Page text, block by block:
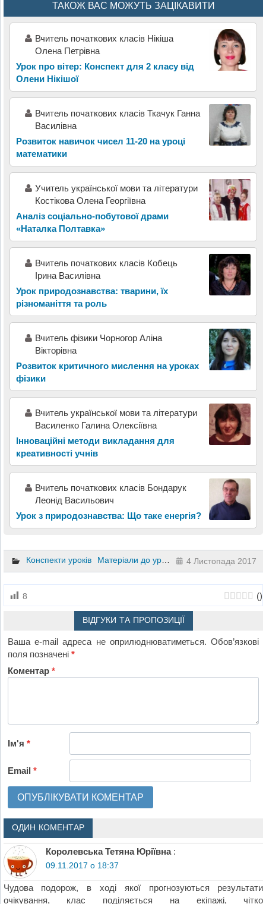
ТАКОЖ ВАС МОЖУТЬ ЗАЦІКАВИТИ
Вчитель початкових класів Нікіша
Олена Петрівна
Урок про вітер: Конспект для 2 класу від
Олени Нікішої
Вчитель початкових класів Ткачук Ганна
Василівна
Розвиток навичок чисел 11-20 на уроці
математики
Учитель української мови та літератури
Костікова Олена Георгіївна
Аналіз соціально-побутової драми
«Наталка Полтавка»
Вчитель початкових класів Кобець
Ірина Василівна
Урок природознавства: тварини, їх
різноманіття та роль
Вчитель фізики Чорногор Аліна
Вікторівна
Розвиток критичного мислення на уроках
фізики
Вчитель української мови та літератури
Василенко Галина Олексіївна
Інноваційні методи викладання для
креативності учнів
Вчитель початкових класів Бондарук
Леонід Васильович
Урок з природознавства: Що таке енергія?
Конспекти уроків Матеріали до уроків Природознавство 4
4 Листопада 2017
8 ()
ВІДГУКИ ТА ПРОПОЗИЦІЇ
Ваша e-mail адреса не оприлюднюватиметься. Обов’язкові
поля позначені*
Коментар*
Ім'я*
Email*
ОДИН КОМЕНТАР
Королевська Тетяна Юріївна :
09.11.2017 о 18:37
Чудова подорож, в ході якої прогнозуються результати
очікування, клас поділяється на екіпажі, чітко